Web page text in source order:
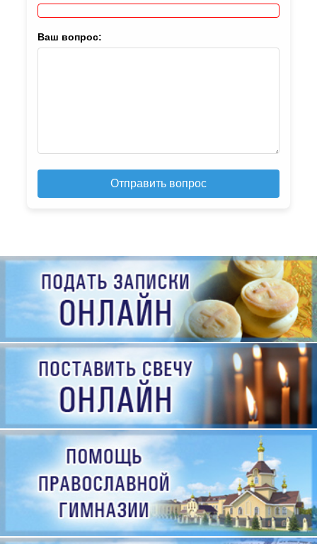
Ваш вопрос:
Отправить вопрос